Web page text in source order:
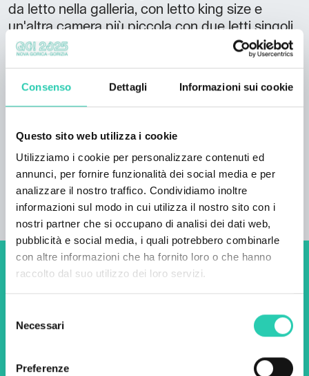
Consenso Dettagli Informazioni sui cookie
Questo sito web utilizza i cookie
Utilizziamo i cookie per personalizzare contenuti ed
annunci, per fornire funzionalità dei social media e per
analizzare il nostro traffico. Condividiamo inoltre
informazioni sul modo in cui utilizza il nostro sito con i
nostri partner che si occupano di analisi dei dati web,
pubblicità e social media, i quali potrebbero combinarle
con altre informazioni che ha fornito loro o che hanno
raccolto dal suo utilizzo dei loro servizi.
delNecessari
Preferenze
da letto nella galleria, con letto king size e
un'altra camera più piccola con due letti singoli.
Fino a 2 ospiti aggiuntivi possono dormire nel
soggiorno su un comodo divano. appartamento
m² Camere da letto: 3 Persone: 2 - 8
Partenza entro le 10.00
Non perderti i prossimi
newsletter di GO! 2025 per